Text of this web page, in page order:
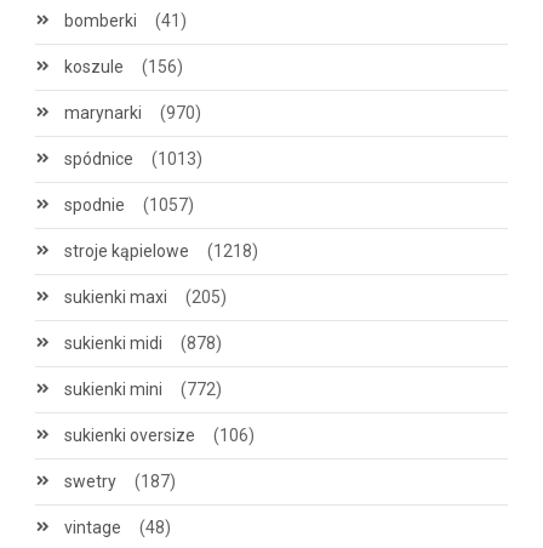
bomberki (41)
koszule (156)
marynarki (970)
spódnice (1013)
spodnie (1057)
stroje kąpielowe (1218)
sukienki maxi (205)
sukienki midi (878)
sukienki mini (772)
sukienki oversize (106)
swetry (187)
vintage (48)